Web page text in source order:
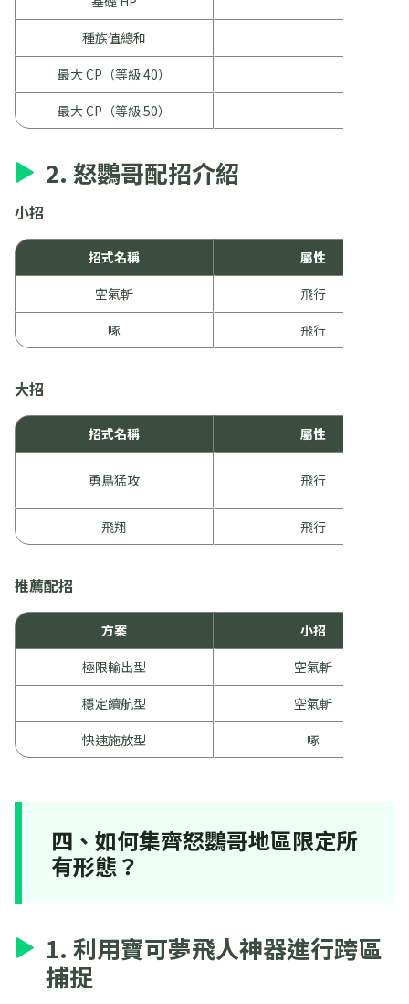
種族值總和
最大 CP（等級 40）
最大 CP（等級 50）
2. 怒鸚哥配招介紹
小招
招式名稱
屬性
空氣斬
飛行
啄
飛行
大招
招式名稱 屬性
勇鳥猛攻 飛行
飛翔 飛行
推薦配招
方案
小招
極限輸出型
空氣斬
穩定續航型
空氣斬
快速施放型
啄
四、如何集齊怒鸚哥地區限定所
有形態？
1. 利用寶可夢飛人神器進行跨區
捕捉